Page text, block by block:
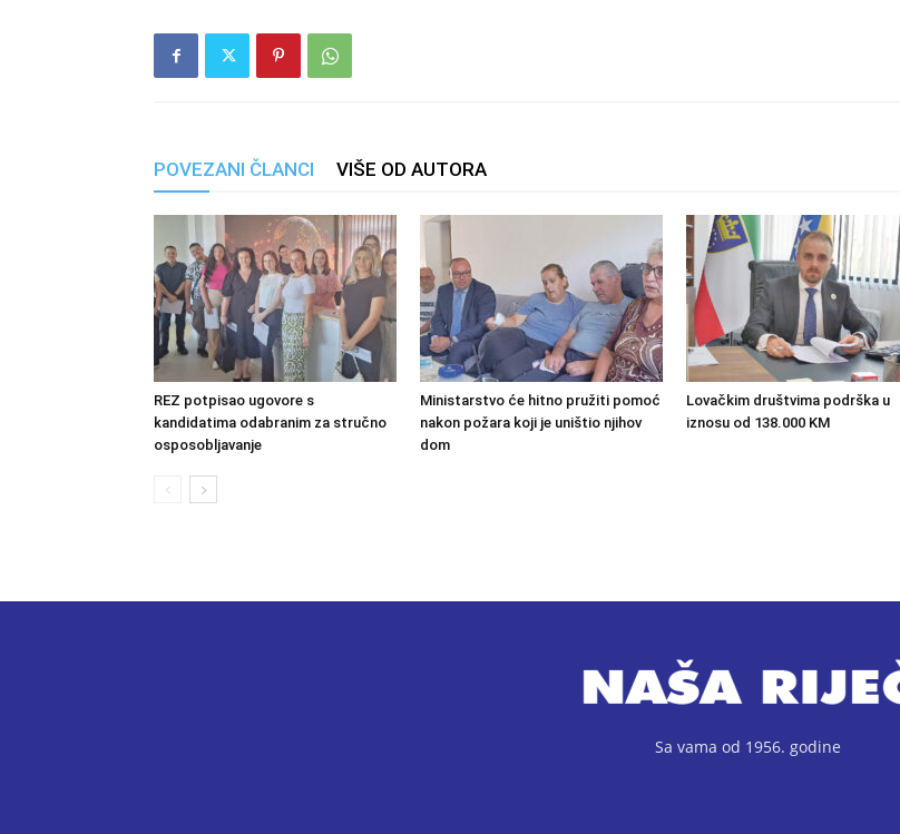
POVEZANI ČLANCI VIŠE OD AUTORA
REZ potpisao ugovore s
kandidatima odabranim za stručno
osposobljavanje
Ministarstvo će hitno pružiti pomoć
nakon požara koji je uništio njihov
dom
Lovačkim društvima podrška u
iznosu od 138.000 KM
Sa vama od 1956. godine